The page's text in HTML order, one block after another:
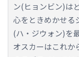
ン(ヒョンビン)は
心をときめかせる
(ハ・ジウォン)を
オスカーはこれか